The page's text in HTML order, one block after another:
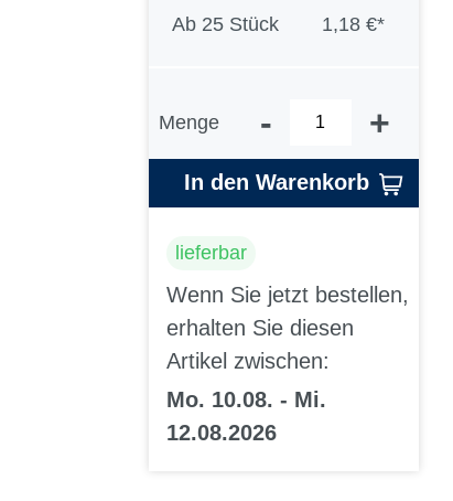
Ab 25 Stück 1,18 €*
Menge - +
In den Warenkorb
lieferbar
Wenn Sie jetzt bestellen,
erhalten Sie diesen
Artikel zwischen:
Mo. 10.08. - Mi.
12.08.2026